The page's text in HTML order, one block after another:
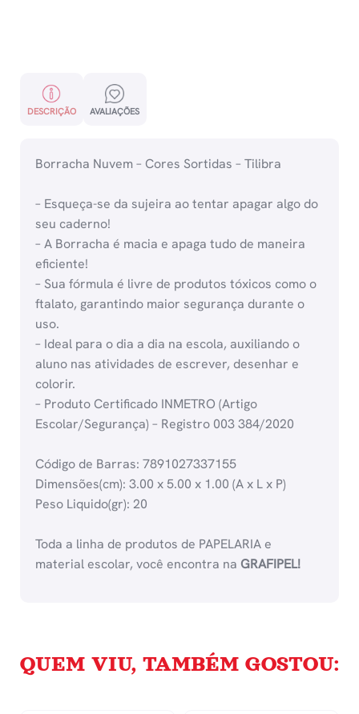
DESCRIÇÃO AVALIAÇÕES
Borracha Nuvem – Cores Sortidas – Tilibra
– Esqueça-se da sujeira ao tentar apagar algo do
seu caderno!
– A Borracha é macia e apaga tudo de maneira
eficiente!
– Sua fórmula é livre de produtos tóxicos como o
ftalato, garantindo maior segurança durante o
uso.
– Ideal para o dia a dia na escola, auxiliando o
aluno nas atividades de escrever, desenhar e
colorir.
– Produto Certificado INMETRO (Artigo
Escolar/Segurança) – Registro 003 384/2020
Código de Barras: 7891027337155
Dimensões(cm): 3.00 x 5.00 x 1.00 (A x L x P)
Peso Liquido(gr): 20
Toda a linha de produtos de PAPELARIA e
material escolar, você encontra na GRAFIPEL!
QUEM VIU, TAMBÉM GOSTOU: